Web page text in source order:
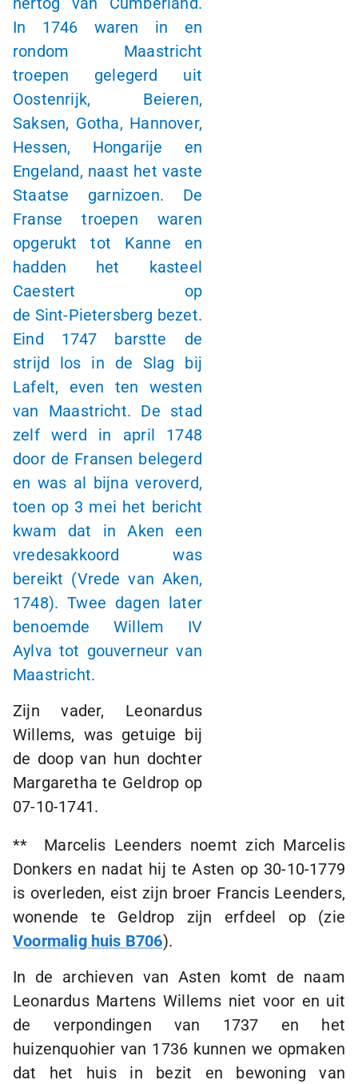
In 1746 waren in en
rondom Maastricht
troepen gelegerd uit
Oostenrijk, Beieren,
Saksen, Gotha, Hannover,
Hessen, Hongarije en
Engeland, naast het vaste
Staatse garnizoen. De
Franse troepen waren
opgerukt tot Kanne en
hadden het kasteel
Caestert op
de Sint-Pietersberg bezet.
Eind 1747 barstte de
strijd los in de Slag bij
Lafelt, even ten westen
van Maastricht. De stad
zelf werd in april 1748
door de Fransen belegerd
en was al bijna veroverd,
toen op 3 mei het bericht
kwam dat in Aken een
vredesakkoord was
bereikt (Vrede van Aken,
1748). Twee dagen later
benoemde Willem IV
Aylva tot gouverneur van
Maastricht.
Zijn vader, Leonardus
Willems, was getuige bij
de doop van hun dochter
Margaretha te Geldrop op
07-10-1741.
** Marcelis Leenders noemt zich Marcelis
Donkers en nadat hij te Asten op 30-10-1779
is overleden, eist zijn broer Francis Leenders,
wonende te Geldrop zijn erfdeel op (zie
Voormalig huis B706).
In de archieven van Asten komt de naam
Leonardus Martens Willems niet voor en uit
de verpondingen van 1737 en het
huizenquohier van 1736 kunnen we opmaken
dat het huis in bezit en bewoning van